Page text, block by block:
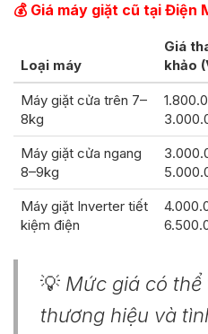
💰 Giá máy giặt cũ tại Điện
Loại máy
Giá
khảo
Máy giặt cửa trên 7–
8kg
Máy giặt cửa ngang
8–9kg
Máy giặt Inverter tiết
kiệm điện
💡 Mức giá có thể
thương hiệu và